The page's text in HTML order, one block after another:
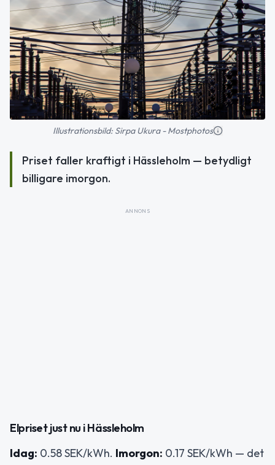
Illustrationsbild: Sirpa Ukura - Mostphotos
Priset faller kraftigt i Hässleholm — betydligt
billigare imorgon.
ANNONS
Elpriset just nu i Hässleholm
Idag: 0.58 SEK/kWh. Imorgon: 0.17 SEK/kWh — det